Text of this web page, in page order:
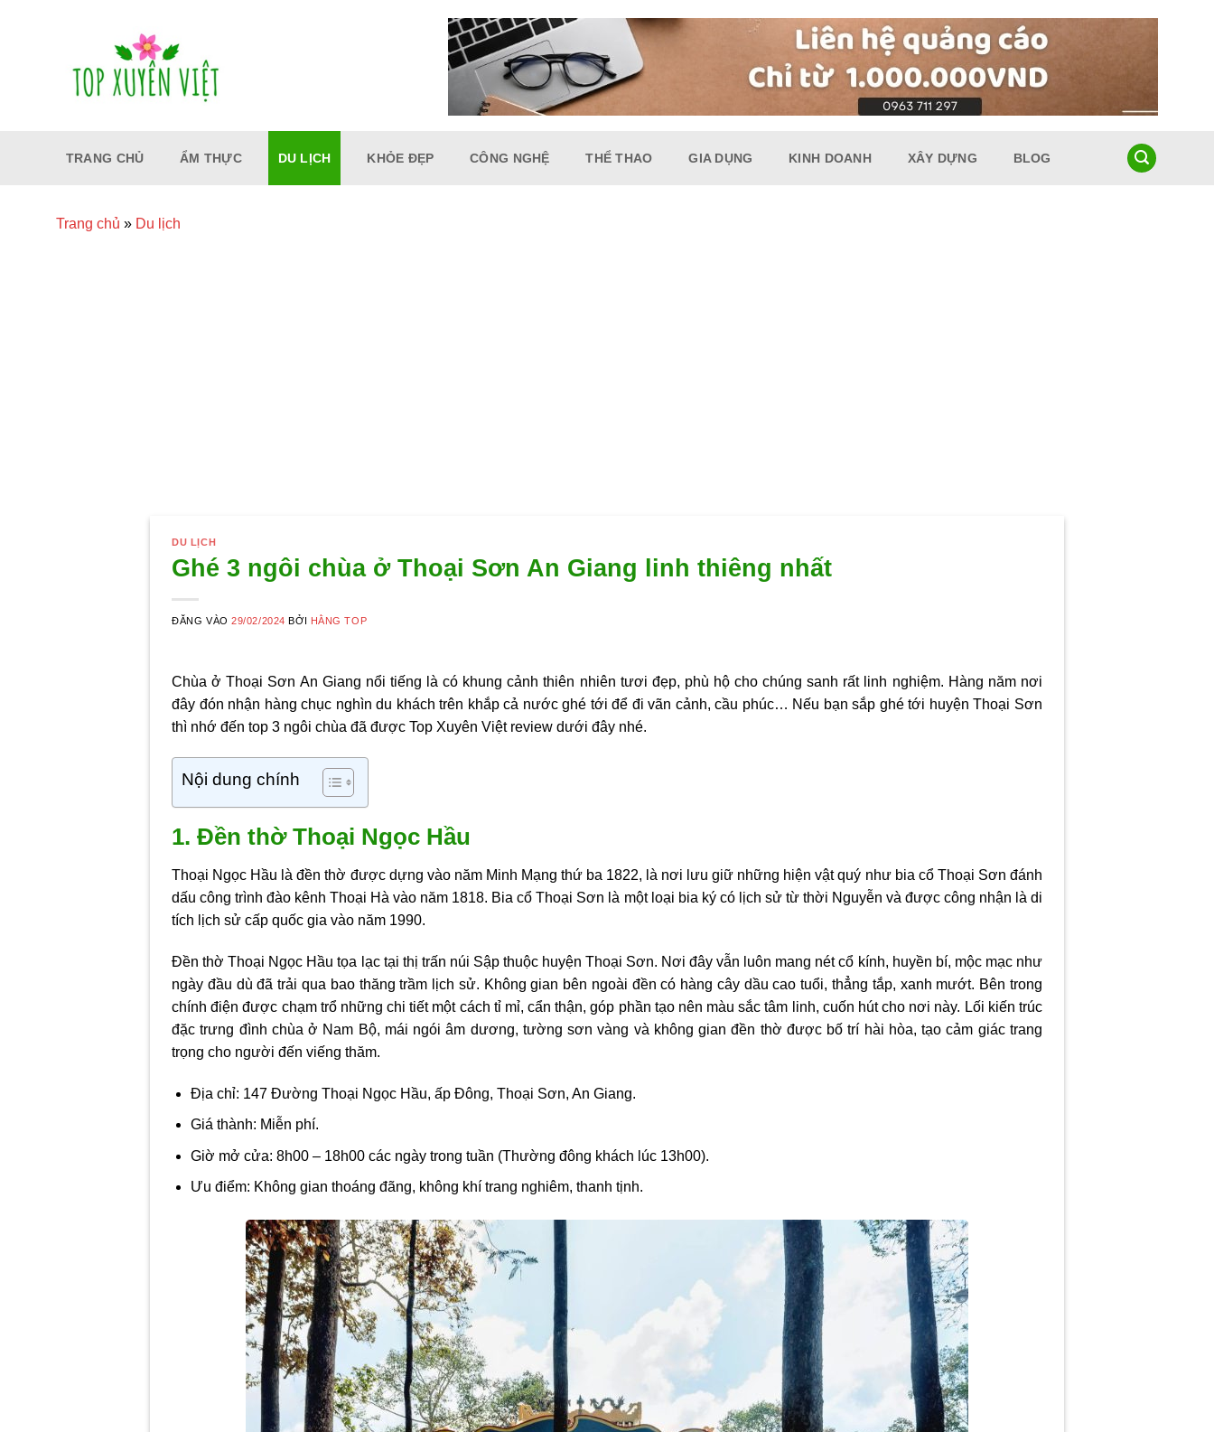
TRANG CHỦ ẨM THỰC DU LỊCH KHỎE ĐẸP CÔNG NGHỆ THỂ THAO GIA DỤNG KINH DOANH XÂY DỰNG BLOG
Trang chủ » Du lịch
DU LỊCH
Ghé 3 ngôi chùa ở Thoại Sơn An Giang linh thiêng nhất
ĐĂNG VÀO29/02/2024 BỞI HẰNG TOP
Chùa ở Thoại Sơn An Giang nổi tiếng là có khung cảnh thiên nhiên tươi đẹp, phù hộ cho chúng sanh rất linh nghiệm. Hàng năm nơi
đây đón nhận hàng chục nghìn du khách trên khắp cả nước ghé tới để đi vãn cảnh, cầu phúc… Nếu bạn sắp ghé tới huyện Thoại Sơn
thì nhớ đến top 3 ngôi chùa đã đượcTop Xuyên Việt review dưới đây nhé.
Nội dung chính
1. Đền thờ Thoại Ngọc Hầu
Thoại Ngọc Hầu là đền thờ được dựng vào năm Minh Mạng thứ ba 1822, là nơi lưu giữ những hiện vật quý như bia cổ Thoại Sơn đánh
dấu công trình đào kênh Thoại Hà vào năm 1818. Bia cổ Thoại Sơn là một loại bia ký có lịch sử từ thời Nguyễn và được công nhận là di
tích lịch sử cấp quốc gia vào năm 1990.
Đền thờ Thoại Ngọc Hầu tọa lạc tại thị trấn núi Sập thuộc huyện Thoại Sơn. Nơi đây vẫn luôn mang nét cổ kính, huyền bí, mộc mạc như
ngày đầu dù đã trải qua bao thăng trầm lịch sử. Không gian bên ngoài đền có hàng cây dầu cao tuổi, thẳng tắp, xanh mướt. Bên trong
chính điện được chạm trổ những chi tiết một cách tỉ mỉ, cẩn thận, góp phần tạo nên màu sắc tâm linh, cuốn hút cho nơi này. Lối kiến trúc
đặc trưng đình chùa ở Nam Bộ, mái ngói âm dương, tường sơn vàng và không gian đền thờ được bố trí hài hòa, tạo cảm giác trang
trọng cho người đến viếng thăm.
Địa chỉ: 147 Đường Thoại Ngọc Hầu, ấp Đông, Thoại Sơn, An Giang.
Giá thành: Miễn phí.
Giờ mở cửa: 8h00 – 18h00 các ngày trong tuần (Thường đông khách lúc 13h00).
Ưu điểm: Không gian thoáng đãng, không khí trang nghiêm, thanh tịnh.